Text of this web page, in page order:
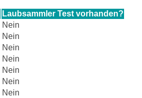
Laubsammler Test vorhanden?
Nein
Nein
Nein
Nein
Nein
Nein
Nein